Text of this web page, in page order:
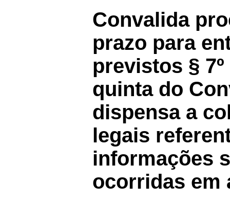
Convalida
prazo para
previstos §
quinta do
dispensa a
legais
informações
ocorridas em